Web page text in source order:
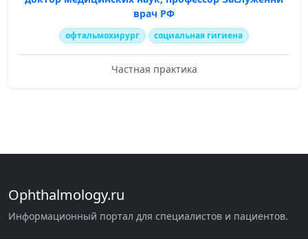
врач РФ
офтальмохирург социальная гигиена
Частная практика
Ophthalmology.ru
Информационный портал для специалистов и пациентов.